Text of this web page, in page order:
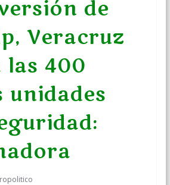
de
Veracruz
las 400
unidades